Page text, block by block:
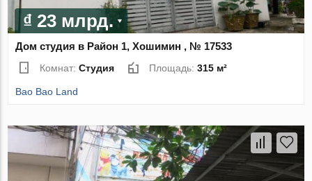
₫ 23 млрд.
Дом студия в Район 1, Хошимин , № 17533
Комнат:Студия Площадь:315 м²
Bao Bao Land